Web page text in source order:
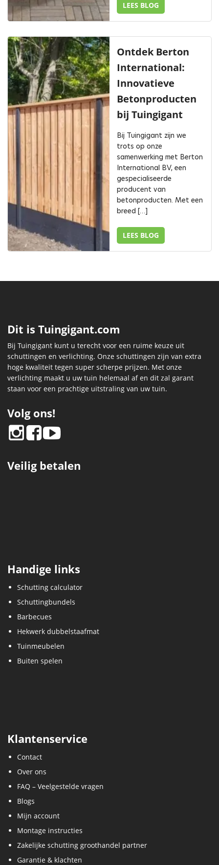
LEES BLOG
Ontdek Berton
International:
Innovatieve
Betonproducten
bij Tuingigant
Bij Tuingigant zijn we
trots op onze
samenwerking met Berton
International BV, een
gespecialiseerde
producent van
betonproducten. Met een
breed […]
LEES BLOG
Dit is Tuingigant.com
Bij Tuingigant kunt u terecht voor een ruime keuze uit
schuttingen en verlichting. Onze schuttingen zijn van extra
hoge kwaliteit tegen super scherpe prijzen. Met onze
verlichting maakt u uw tuin helemaal af en dit zal garant
staan voor een prachtige uitstraling van uw tuin.
Volg ons!
Veilig betalen
Hekwerk dubbelstaafmat
Tuinmeubelen
Buiten spelen
Blogs
Mijn account
Montage instructies
Zakelijke schutting groothandel partner
Garantie & klachten
Retourneren
Bezorg informatie
Vacatures